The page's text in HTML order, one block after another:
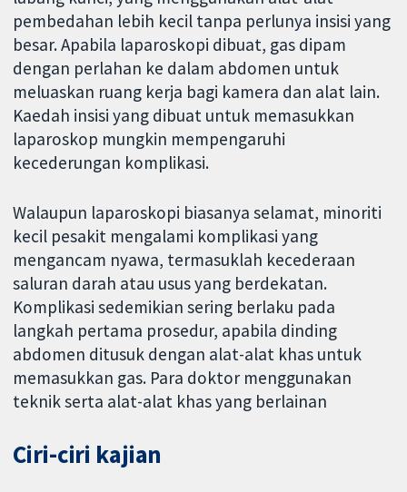
pembedahan lebih kecil tanpa perlunya insisi yang
besar. Apabila laparoskopi dibuat, gas dipam
dengan perlahan ke dalam abdomen untuk
meluaskan ruang kerja bagi kamera dan alat lain.
Kaedah insisi yang dibuat untuk memasukkan
laparoskop mungkin mempengaruhi
kecederungan komplikasi.
Walaupun laparoskopi biasanya selamat, minoriti
kecil pesakit mengalami komplikasi yang
mengancam nyawa, termasuklah kecederaan
saluran darah atau usus yang berdekatan.
Komplikasi sedemikian sering berlaku pada
langkah pertama prosedur, apabila dinding
abdomen ditusuk dengan alat-alat khas untuk
memasukkan gas. Para doktor menggunakan
teknik serta alat-alat khas yang berlainan
Ciri-ciri kajian